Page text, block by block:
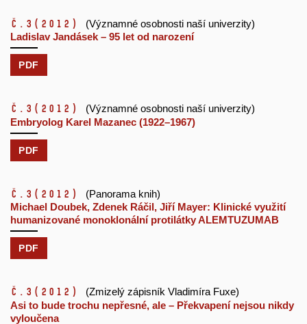
č.3 (2012)
(Významné osobnosti naší univerzity)
Ladislav Jandásek – 95 let od narození
PDF
č.3 (2012)
(Významné osobnosti naší univerzity)
Embryolog Karel Mazanec (1922–1967)
PDF
č.3 (2012)
(Panorama knih)
Michael Doubek, Zdenek Ráčil, Jiří Mayer: Klinické využití
humanizované monoklonální protilátky ALEMTUZUMAB
PDF
č.3 (2012)
(Zmizelý zápisník Vladimíra Fuxe)
Asi to bude trochu nepřesné, ale – Překvapení nejsou nikdy
vyloučena